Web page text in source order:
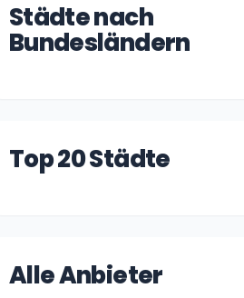
Städte nach
Bundesländern
Top 20 Städte
Alle Anbieter